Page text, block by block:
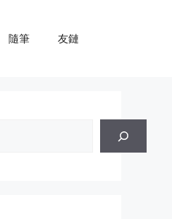
隨筆 友鏈